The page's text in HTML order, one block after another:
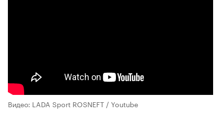
Видео: LADA Sport ROSNEFT / Youtube